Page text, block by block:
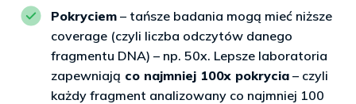
Pokryciem – tańsze badania mogą mieć niższe
coverage (czyli liczba odczytów danego
fragmentu DNA) – np. 50x. Lepsze laboratoria
zapewniają co najmniej 100x pokrycia – czyli
każdy fragment analizowany co najmniej 100